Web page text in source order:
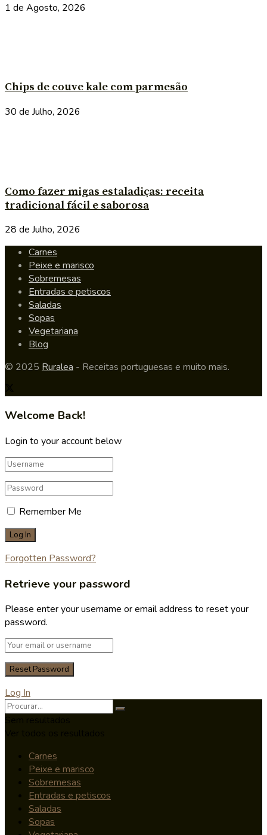
1 de Agosto, 2026
Chips de couve kale com parmesão
30 de Julho, 2026
Como fazer migas estaladiças: receita
tradicional fácil e saborosa
28 de Julho, 2026
Carnes
Peixe e marisco
Sobremesas
Entradas e petiscos
Saladas
Sopas
Vegetariana
Blog
© 2025 Ruralea - Receitas portuguesas e muito mais.
Welcome Back!
Login to your account below
Remember Me
Forgotten Password?
Retrieve your password
Please enter your username or email address to reset your
password.
Log In
Carnes
Peixe e marisco
Sobremesas
Entradas e petiscos
Saladas
Sopas